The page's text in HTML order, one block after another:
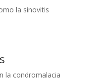
la sinovitis
la condromalacia